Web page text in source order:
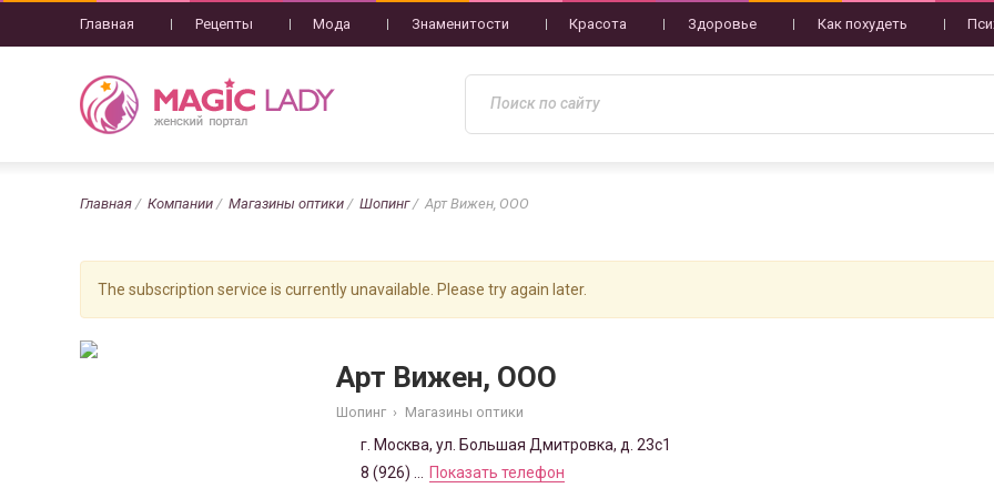
Главная Рецепты Мода Знаменитости Красота Здоровье Как похудеть
Главная Компании Магазины оптики Шопинг Арт Вижен, ООО
The subscription service is currently unavailable. Please try again later.
Арт Вижен, ООО
Шопинг › Магазины оптики
г. Москва, ул. Большая Дмитровка, д. 23с1
8 (926) ...
Показать телефон